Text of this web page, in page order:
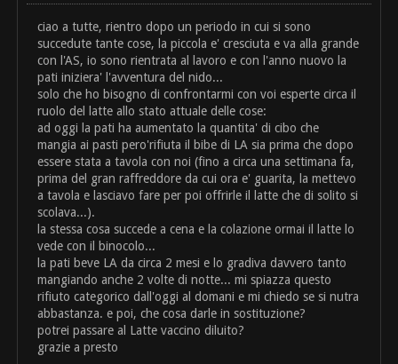
ciao a tutte, rientro dopo un periodo in cui si sono
succedute tante cose, la piccola e' cresciuta e va alla grande
con l'AS, io sono rientrata al lavoro e con l'anno nuovo la
pati iniziera' l'avventura del nido...
solo che ho bisogno di confrontarmi con voi esperte circa il
ruolo del latte allo stato attuale delle cose:
ad oggi la pati ha aumentato la quantita' di cibo che
mangia ai pasti pero'rifiuta il bibe di LA sia prima che dopo
essere stata a tavola con noi (fino a circa una settimana fa,
prima del gran raffreddore da cui ora e' guarita, la mettevo
a tavola e lasciavo fare per poi offrirle il latte che di solito si
scolava...).
la stessa cosa succede a cena e la colazione ormai il latte lo
vede con il binocolo...
la pati beve LA da circa 2 mesi e lo gradiva davvero tanto
mangiando anche 2 volte di notte... mi spiazza questo
rifiuto categorico dall'oggi al domani e mi chiedo se si nutra
abbastanza. e poi, che cosa darle in sostituzione?
potrei passare al Latte vaccino diluito?
grazie a presto